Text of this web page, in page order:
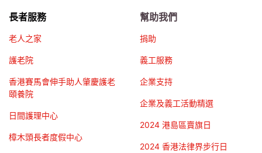
長者服務
老人之家
護老院
香港賽馬會伸手助人肇慶護老
頤養院
日間護理中心
樟木頭長者度假中心
幫助我們
捐助
義工服務
企業支持
企業及義工活動精選
2024 港島區賣旗日
2024 香港法律界步行日